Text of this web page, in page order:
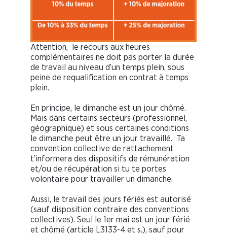
Attention, le recours aux heures
complémentaires ne doit pas porter la durée
de travail au niveau d’un temps plein, sous
peine de requalification en contrat à temps
plein.
En principe, le dimanche est un jour chômé.
Mais dans certains secteurs (professionnel,
géographique) et sous certaines conditions
le dimanche peut être un jour travaillé. Ta
convention collective de rattachement
t’informera des dispositifs de rémunération
et/ou de récupération si tu te portes
volontaire pour travailler un dimanche.
Aussi, le travail des jours fériés est autorisé
(sauf disposition contraire des conventions
collectives). Seul le 1er mai est un jour férié
et chômé (article L3133-4 et s.), sauf pour